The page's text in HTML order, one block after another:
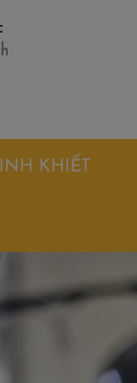
KHIẾT